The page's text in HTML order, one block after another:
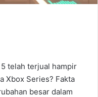
telah terjual hampir
Xbox Series? Fakta
besar dalam